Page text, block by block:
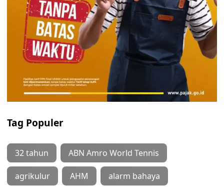
Tag Populer
32 tahun ABN Amro World Tennis
agrikulur AHM alarm bahaya